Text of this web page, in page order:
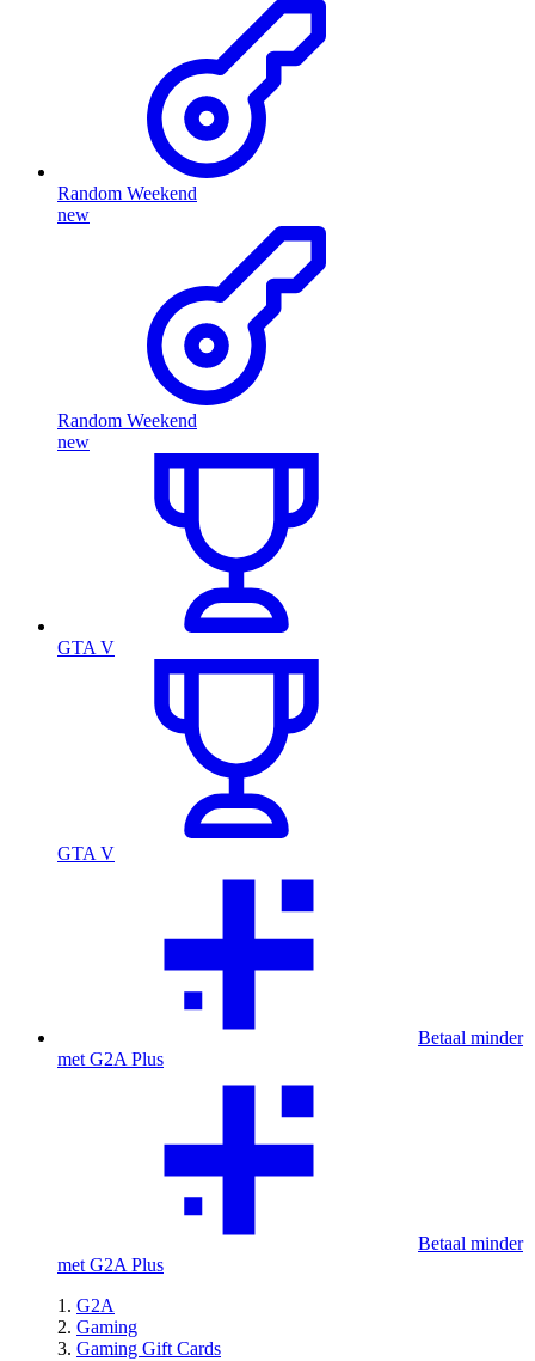
Random Weekend
new
Random Weekend
new
GTA V
GTA V
Betaal minder
met G2A Plus
Betaal minder
met G2A Plus
G2A
Gaming
Gaming Gift Cards